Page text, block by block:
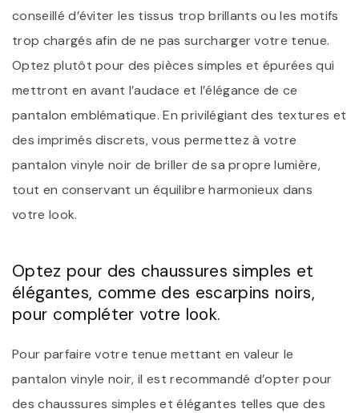
conseillé d’éviter les tissus trop brillants ou les motifs
trop chargés afin de ne pas surcharger votre tenue.
Optez plutôt pour des pièces simples et épurées qui
mettront en avant l’audace et l’élégance de ce
pantalon emblématique. En privilégiant des textures et
des imprimés discrets, vous permettez à votre
pantalon vinyle noir de briller de sa propre lumière,
tout en conservant un équilibre harmonieux dans
votre look.
Optez pour des chaussures simples et
élégantes, comme des escarpins noirs,
pour compléter votre look.
Pour parfaire votre tenue mettant en valeur le
pantalon vinyle noir, il est recommandé d’opter pour
des chaussures simples et élégantes telles que des